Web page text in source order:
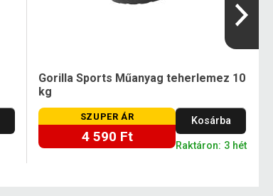
Gorilla Sports Műanyag teherlemez 10
kg
SZUPER ÁR
4 590 Ft
Kosárba
Raktáron: 3 hét